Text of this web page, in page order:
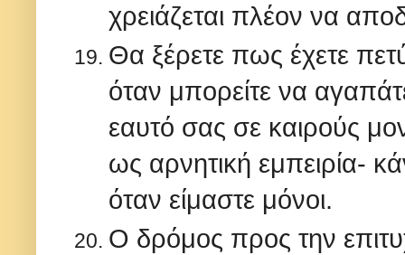
χρειάζεται πλέον να
Θα ξέρετε πως έχετε
όταν μπορείτε να
εαυτό σας σε καιρούς
ως αρνητική εμπειρία-
όταν είμαστε μόνοι.
Ο δρόμος προς την